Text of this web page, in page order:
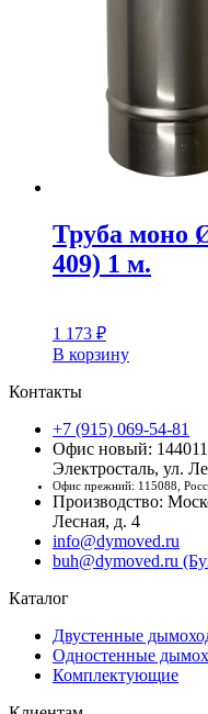
Труба моно
409) 1 м.
1 173 ₽
В корзину
Контакты
+7 (915) 069-54-81
Офис новый:
Электросталь, ул.
Офис прежний: 115088,
Производство:
Лесная, д. 4
info@dymoved.ru
buh@dymoved.ru
Каталог
Двустенные
Одностенные
Комплектующие